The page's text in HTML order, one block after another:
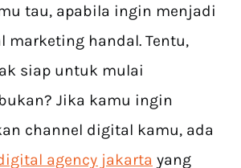
tau, apabila ingin menjadi
marketing handal. Tentu,
siap untuk mulai
Jika kamu ingin
channel digital kamu, ada
agency jakarta yang